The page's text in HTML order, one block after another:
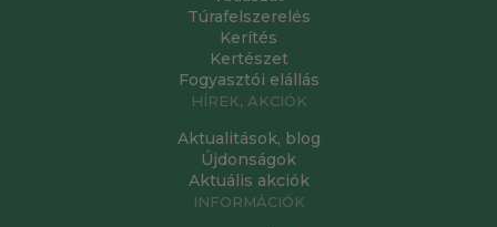
Túrafelszerelés
Kerítés
Kertészet
Fogyasztói elállás
HÍREK, AKCIÓK
Aktualitások, blog
Újdonságok
Aktuális akciók
INFORMÁCIÓK